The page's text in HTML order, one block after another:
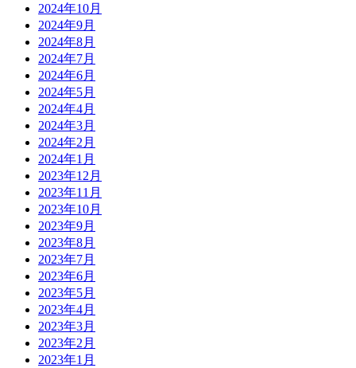
2024年10月
2024年9月
2024年8月
2024年7月
2024年6月
2024年5月
2024年4月
2024年3月
2024年2月
2024年1月
2023年12月
2023年11月
2023年10月
2023年9月
2023年8月
2023年7月
2023年6月
2023年5月
2023年4月
2023年3月
2023年2月
2023年1月